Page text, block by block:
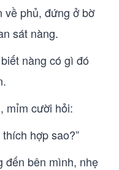
về phủ, đứng ở bờ
sát nàng.
nàng có gì đó
mỉm cười hỏi:
hợp sao?”
đến bên mình, nhẹ